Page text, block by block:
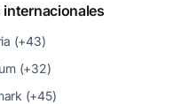
internacionales
(+43)
(+32)
(+45)